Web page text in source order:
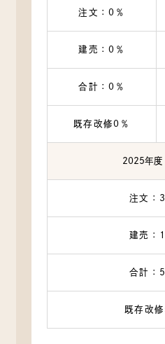
注文：0％
建売：0％
合計：0％
既存改修0％
2025年
注文：
建売：
合計：
既存改